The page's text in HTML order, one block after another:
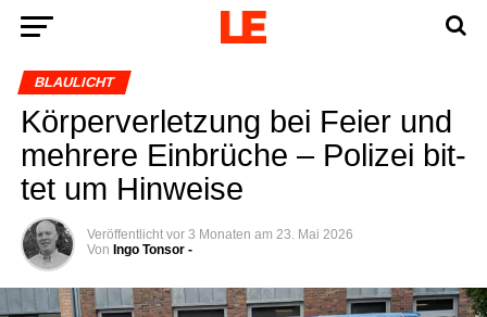
BLAULICHT
Kör­per­ver­let­zung bei Fei­er und
meh­re­re Ein­brü­che – Poli­zei bit­
tet um Hinweise
Veröffentlicht vor 3 Monaten am 23. Mai 2026
Von Ingo Tonsor -